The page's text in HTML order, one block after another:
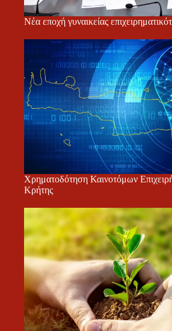
Νέα εποχή γυναικείας
Χρηματοδότηση Καινοτόμων
Κρήτης